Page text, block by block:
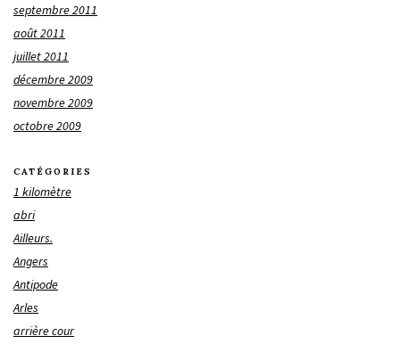
septembre 2011
août 2011
juillet 2011
décembre 2009
novembre 2009
octobre 2009
CATÉGORIES
1 kilomètre
abri
Ailleurs.
Angers
Antipode
Arles
arrière cour